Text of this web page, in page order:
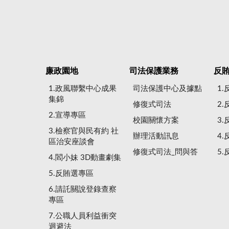
廉政園地
1.政風聯繫中心成果
集錦
2.宣導專區
3.檢察官與民有約 社
區治安座談會
4.閻小妹 3D動畫劇集
5.反賄選專區
6.請託關說登錄查察
專區
7.公職人員利益衝突
迴避法
司法保護業務
司法保護中心及據點
修復式司法
校園關懷方案
辦理活動訊息
修復式司法_問與答
反
1.
2.
3.
4.
5.